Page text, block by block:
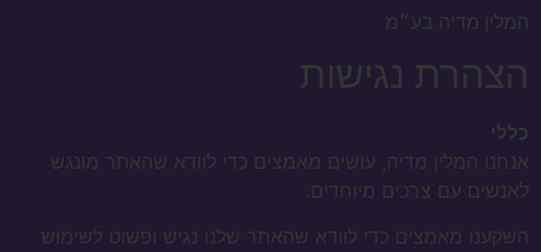
המלין מדיה בע״מ
הצהרת נגישות
כללי
אנחנו המלין מדיה, עושים מאמצים כדי לוודא שהאתר מונגש
לאנשים עם צרכים מיוחדים.
השקענו מאמצים כדי לוודא שהאתר שלנו נגיש ופשוט לשימוש